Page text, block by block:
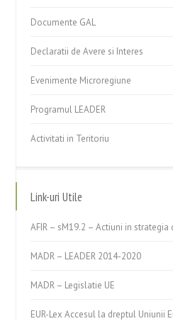
Documente GAL
Declaratii de Avere si Interes
Evenimente Microregiune
Programul LEADER
Activitati in Teritoriu
Link-uri Utile
AFIR – sM19.2 – Actiuni in
MADR – LEADER 2014-2020
MADR – Legislatie UE
EUR-Lex Accesul la dreptul Uniunii